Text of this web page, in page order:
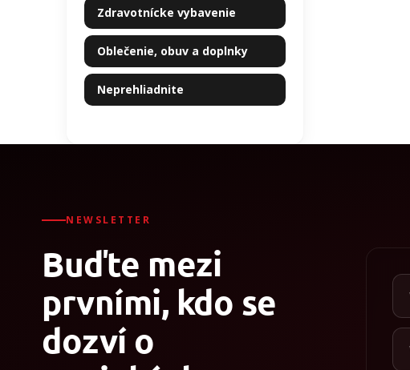
Zdravotnícke vybavenie
Oblečenie, obuv a doplnky
Neprehliadnite
NEWSLETTER
Buďte mezi
prvními, kdo se
dozví o